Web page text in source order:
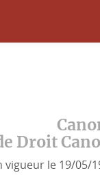
Droit
vigueur le 19/05/